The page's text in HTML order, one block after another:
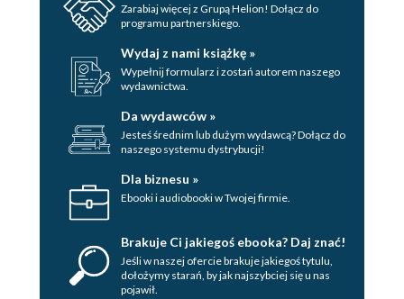
See Also
2.0 Introduction
2.1 A Typical Arduino Sketch
Solution
Discussion
2.2 Using Simple Primitive Types
Problem
Solution
Discussion
Zarabiaj więcej z Grupą Helion! Dołącz do
programu partnerskiego.
Wydaj z nami książkę »
Wypełnij formularz i zostań autorem naszego
wydawnictwa.
Da wydawców »
Jesteś średnim lub dużym wydawcą? Dołącz do
naszego systemu dystrybucji!
Dla biznesu »
Ebooki i audiobooki w Twojej firmie.
Brakuje Ci jakiegoś ebooka? Daj znać!
Jeśli w naszej ofercie brakuje jakiegoś tytulu,
dołożymy starań, by jak najszybciej się u nas
pojawił.